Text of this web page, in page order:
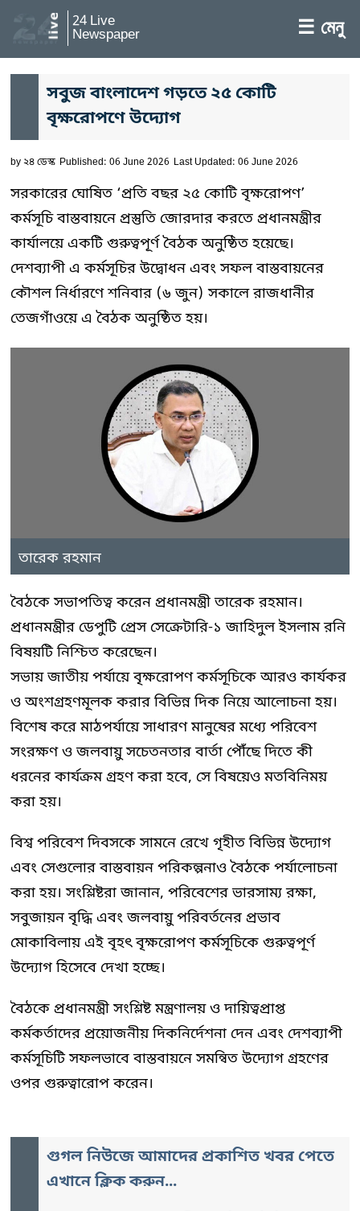
24 Live
Newspaper ☰ মেনু
সবুজ বাংলাদেশ গড়তে ২৫ কোটি
বৃক্ষরোপণে উদ্যোগ
by২৪ ডেস্ক Published: 06 June 2026 Last Updated: 06 June 2026
সরকারের ঘোষিত ‘প্রতি বছর ২৫ কোটি বৃক্ষরোপণ’
কর্মসূচি বাস্তবায়নে প্রস্তুতি জোরদার করতে প্রধানমন্ত্রীর
কার্যালয়ে একটি গুরুত্বপূর্ণ বৈঠক অনুষ্ঠিত হয়েছে।
দেশব্যাপী এ কর্মসূচির উদ্বোধন এবং সফল বাস্তবায়নের
কৌশল নির্ধারণে শনিবার (৬ জুন) সকালে রাজধানীর
তেজগাঁওয়ে এ বৈঠক অনুষ্ঠিত হয়।
তারেক রহমান
বৈঠকে সভাপতিত্ব করেন প্রধানমন্ত্রী তারেক রহমান।
প্রধানমন্ত্রীর ডেপুটি প্রেস সেক্রেটারি-১ জাহিদুল ইসলাম রনি
বিষয়টি নিশ্চিত করেছেন।
সভায় জাতীয় পর্যায়ে বৃক্ষরোপণ কর্মসূচিকে আরও কার্যকর
ও অংশগ্রহণমূলক করার বিভিন্ন দিক নিয়ে আলোচনা হয়।
বিশেষ করে মাঠপর্যায়ে সাধারণ মানুষের মধ্যে পরিবেশ
সংরক্ষণ ও জলবায়ু সচেতনতার বার্তা পৌঁছে দিতে কী
ধরনের কার্যক্রম গ্রহণ করা হবে, সে বিষয়েও মতবিনিময়
করা হয়।
বিশ্ব পরিবেশ দিবসকে সামনে রেখে গৃহীত বিভিন্ন উদ্যোগ
এবং সেগুলোর বাস্তবায়ন পরিকল্পনাও বৈঠকে পর্যালোচনা
করা হয়। সংশ্লিষ্টরা জানান, পরিবেশের ভারসাম্য রক্ষা,
সবুজায়ন বৃদ্ধি এবং জলবায়ু পরিবর্তনের প্রভাব
মোকাবিলায় এই বৃহৎ বৃক্ষরোপণ কর্মসূচিকে গুরুত্বপূর্ণ
উদ্যোগ হিসেবে দেখা হচ্ছে।
বৈঠকে প্রধানমন্ত্রী সংশ্লিষ্ট মন্ত্রণালয় ও দায়িত্বপ্রাপ্ত
কর্মকর্তাদের প্রয়োজনীয় দিকনির্দেশনা দেন এবং দেশব্যাপী
কর্মসূচিটি সফলভাবে বাস্তবায়নে সমন্বিত উদ্যোগ গ্রহণের
ওপর গুরুত্বারোপ করেন।
গুগল নিউজে আমাদের প্রকাশিত খবর পেতে
এখানে ক্লিক করুন...